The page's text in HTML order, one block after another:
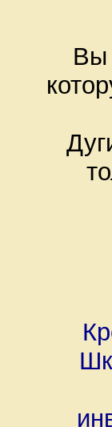
Вы